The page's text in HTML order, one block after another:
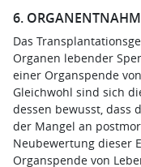
6.
Das
Organen lebender
einer Organspende
Gleichwohl sind sich
dessen bewusst, dass
der Mangel an
Neubewertung dieser
Organspende von